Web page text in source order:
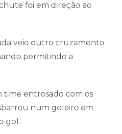
foi em direção ao
veio outro cruzamento
permitindo a
time entrosado com os
num goleiro em
gol.